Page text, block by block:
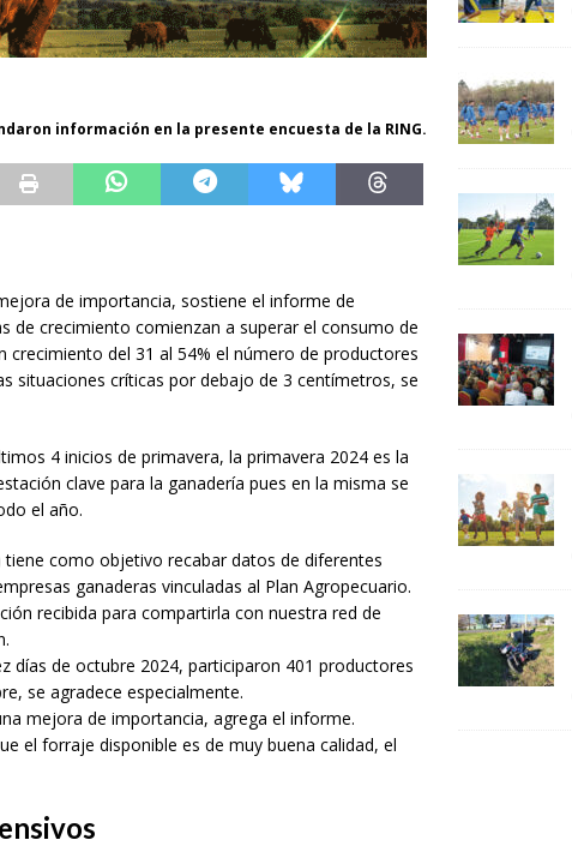
información en la presente encuesta de la RING.
de importancia, sostiene el informe de
de crecimiento comienzan a superar el consumo de
del 31 al 54% el número de productores
situaciones críticas por debajo de 3 centímetros, se
4 inicios de primavera, la primavera 2024 es la
clave para la ganadería pues en la misma se
el año.
tiene como objetivo recabar datos de diferentes
ganaderas vinculadas al Plan Agropecuario.
recibida para compartirla con nuestra red de
días de octubre 2024, participaron 401 productores
se agradece especialmente.
mejora de importancia, agrega el informe.
el forraje disponible es de muy buena calidad, el